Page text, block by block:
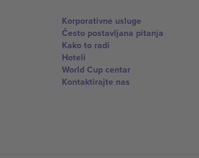
Korporativne usluge
Često postavljana pitanja
Kako to radi
Hoteli
World Cup centar
Kontaktirajte nas